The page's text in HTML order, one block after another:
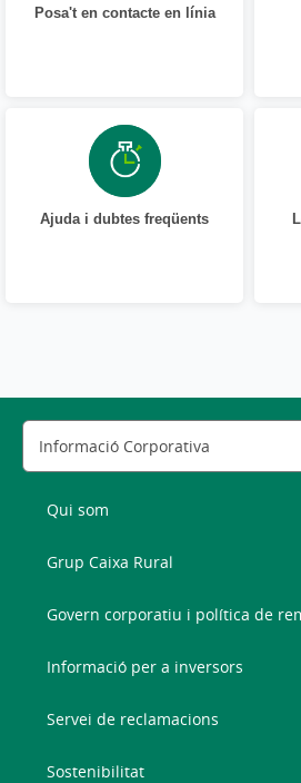
Posa't en contacte en línia
Ajuda i dubtes freqüents
Qui som
Grup Caixa Rural
Govern corporatiu i política de
Informació per a inversors
Servei de reclamacions
Sostenibilitat